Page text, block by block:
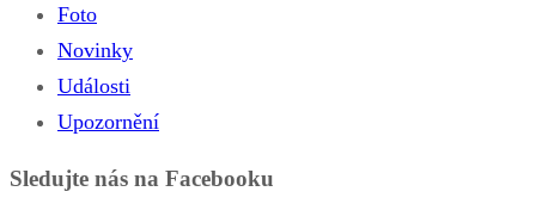
Foto
Novinky
Události
Upozornění
Sledujte nás na Facebooku